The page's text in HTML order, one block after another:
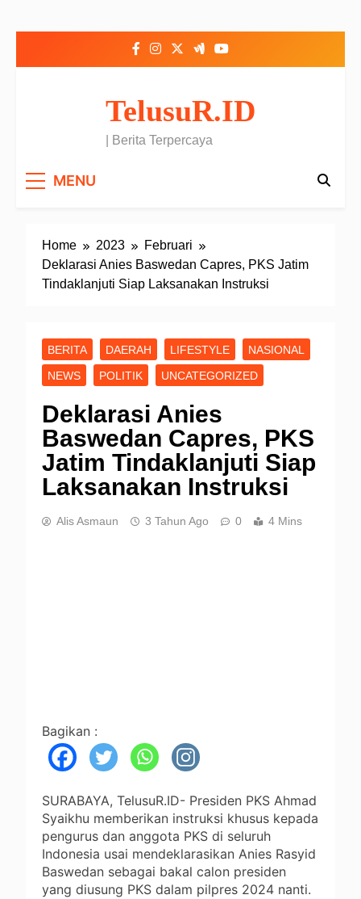
TelusuR.ID
| Berita Terpercaya
MENU
Home 2023
Februari
Deklarasi Anies Baswedan Capres, PKS Jatim
Tindaklanjuti Siap Laksanakan Instruksi
BERITA DAERAH LIFESTYLE
NASIONAL
NEWS
POLITIK UNCATEGORIZED
Deklarasi Anies
Baswedan Capres, PKS
Jatim Tindaklanjuti Siap
Laksanakan Instruksi
Alis Asmaun 3 Tahun Ago 0 4 Mins
Bagikan :
SURABAYA, TelusuR.ID- Presiden PKS Ahmad
Syaikhu memberikan instruksi khusus kepada
pengurus dan anggota PKS di seluruh
Indonesia usai mendeklarasikan Anies Rasyid
Baswedan sebagai bakal calon presiden
yang diusung PKS dalam pilpres 2024 nanti.